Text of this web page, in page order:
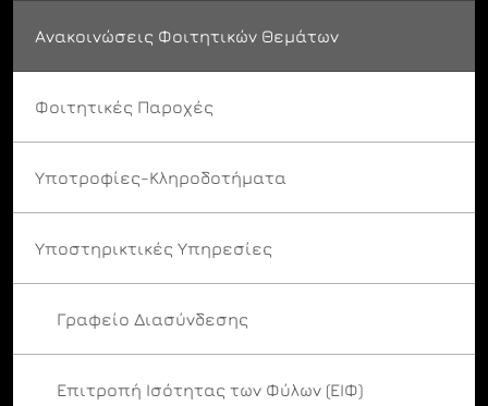
Ανακοινώσεις Φοιτητικών Θεμάτων
Φοιτητικές Παροχές
Υποτροφίες-Κληροδοτήματα
Υποστηρικτικές Υπηρεσίες
Γραφείο Διασύνδεσης
Επιτροπή Ισότητας των Φύλων (ΕΙΦ)